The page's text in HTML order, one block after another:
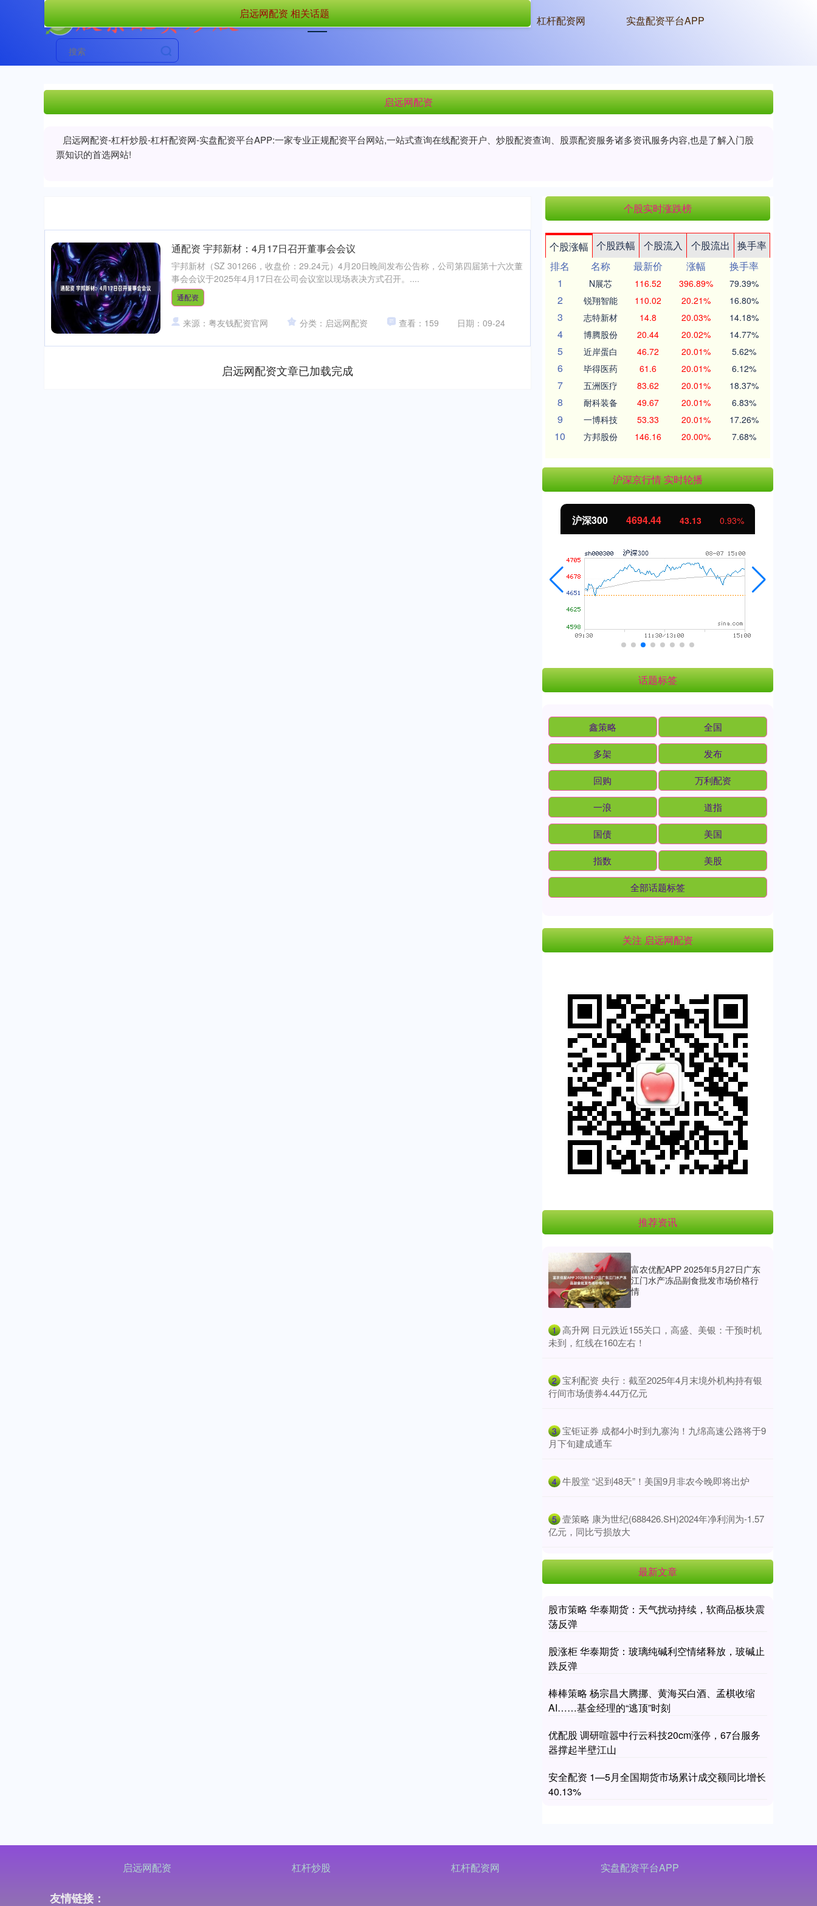
首页 启远网配资 杠杆炒股 杠杆配资网 实盘配资平台APP
启远网配资
启远网配资-杠杆炒股-杠杆配资网-实盘配资平台APP:一家专业正规配资平台网站,一站式查询在线配资开户、炒股配资查询、股票配资服务诸多资讯服务内容,也是了解入门股
票知识的首选网站!
启远网配资 相关话题
通配资 宇邦新材：4月17日召开董事会会议
宇邦新材（SZ 301266，收盘价：29.24元）4月20日晚间发布公告称，公司第四届第十六次董
事会会议于2025年4月17日在公司会议室以现场表决方式召开。....
通配资
来源：粤友钱配资官网 分类：启远网配资 查看：159 日期：09-24
启远网配资文章已加载完成
个股实时涨跌榜
个股涨幅 个股跌幅 个股流入 个股流出
换手率
排名
名称 最新价 涨幅
换手率
1
N展芯 116.52 396.89% 79.39%
2 锐翔智能 110.02 20.21% 16.80%
3 志特新材 14.8 20.03% 14.18%
4 博腾股份 20.44 20.02% 14.77%
5 近岸蛋白 46.72 20.01% 5.62%
6 毕得医药 61.6 20.01% 6.12%
7 五洲医疗 83.62 20.01% 18.37%
8 耐科装备 49.67 20.01% 6.83%
9 一博科技 53.33 20.01% 17.26%
10 方邦股份 146.16 20.00% 7.68%
沪深京行情 实时轮播
沪深300 4694.44 43.13 0.93%
话题标签
鑫策略 全国
多架 发布
回购 万利配资
一浪 道指
国债 美国
指数 美股
全部话题标签
关注 启远网配资
推荐资讯
富农优配APP 2025年5月27日广东
江门水产冻品副食批发市场价格行
情
1 ​高升网 日元跌近155关口，高盛、美银：干预时机
未到，红线在160左右！
2 ​宝利配资 央行：截至2025年4月末境外机构持有银
行间市场债券4.44万亿元
3 ​宝钜证券 成都4小时到九寨沟！九绵高速公路将于9
月下旬建成通车
4 ​牛股堂 “迟到48天”！美国9月非农今晚即将出炉
5 ​壹策略 康为世纪(688426.SH)2024年净利润为-1.57
亿元，同比亏损放大
最新文章
股市策略 华泰期货：天气扰动持续，软商品板块震
荡反弹
股涨柜 华泰期货：玻璃纯碱利空情绪释放，玻碱止
跌反弹
棒棒策略 杨宗昌大腾挪、黄海买白酒、孟棋收缩
AI……基金经理的“逃顶”时刻
优配股 调研喧嚣中行云科技20cm涨停，67台服务
器撑起半壁江山
安全配资 1—5月全国期货市场累计成交额同比增长
40.13%
启远网配资 杠杆炒股 杠杆配资网 实盘配资平台APP
友情链接：